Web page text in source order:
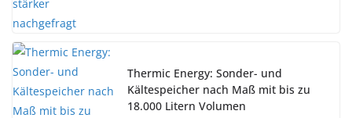
Thermic Energy: Sonder- und
Kältespeicher nach Maß mit bis zu
18.000 Litern Volumen